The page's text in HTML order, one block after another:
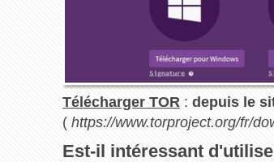
Télécharger TOR : depuis le
( https://www.torproject.org/fr/
Est-il intéressant